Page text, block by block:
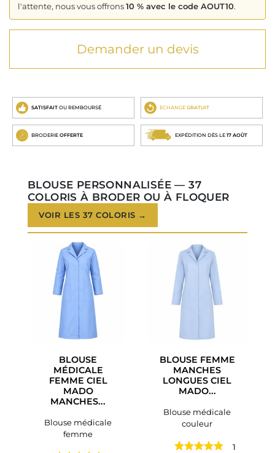
l'attente, nous vous offrons10 % avec le code AOUT10.
Demander un devis
SATISFAIT OU REMBOURSÉ ECHANGE GRATUIT
BRODERIE OFFERTE EXPÉDITION DÈS LE 17 AOÛT
BLOUSE PERSONNALISÉE — 37
COLORIS À BRODER OU À FLOQUER
VOIR LES 37 COLORIS →
BLOUSE
MÉDICALE
FEMME CIEL
MADO
MANCHES...
Blouse médicale
femme
BLOUSE FEMME
MANCHES
LONGUES CIEL
MADO...
Blouse médicale
couleur
1 avis